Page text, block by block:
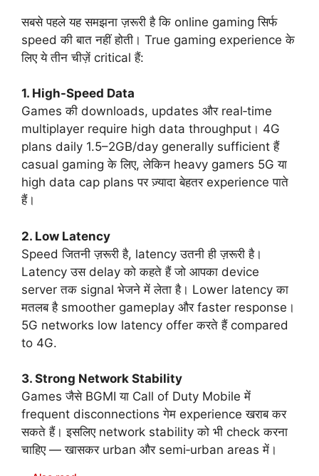
सबसे पहले यह समझना ज़रूरी है कि online gaming सिर्फ
speed की बात नहीं होती। True gaming experience के
लिए ये तीन चीज़ें critical हैं:
1. High-Speed Data
Games की downloads, updates और real‑time
multiplayer require high data throughput। 4G
plans daily 1.5–2GB/day generally sufficient हैं
casual gaming के लिए, लेकिन heavy gamers 5G या
high data cap plans पर ज़्यादा बेहतर experience पाते
हैं।
2. Low Latency
Speed जितनी ज़रूरी है, latency उतनी ही ज़रूरी है।
Latency उस delay को कहते हैं जो आपका device
server तक signal भेजने में लेता है। Lower latency का
मतलब है smoother gameplay और faster response।
5G networks low latency offer करते हैं compared
to 4G.
3. Strong Network Stability
Games जैसे BGMI या Call of Duty Mobile में
frequent disconnections गेम experience खराब कर
सकते हैं। इसलिए network stability को भी check करना
चाहिए — खासकर urban और semi‑urban areas में।